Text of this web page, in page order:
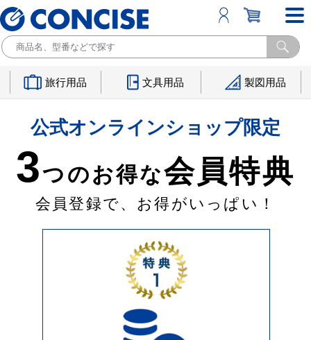
旅行用品 文具用品 製図用品
公式オンラインショップ限定
3つのお得な会員特典
会員登録で、お得がいっぱい！